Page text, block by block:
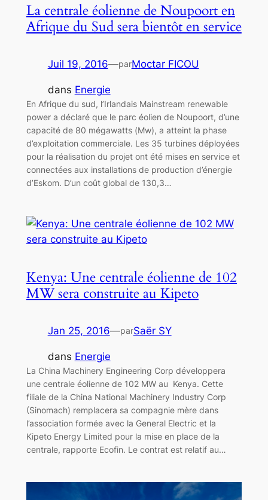
La centrale éolienne de Noupoort en
Afrique du Sud sera bientôt en service
Juil 19, 2016—parMoctar FICOU
dans Energie
En Afrique du sud, l’Irlandais Mainstream renewable
power a déclaré que le parc éolien de Noupoort, d’une
capacité de 80 mégawatts (Mw), a atteint la phase
d’exploitation commerciale. Les 35 turbines déployées
pour la réalisation du projet ont été mises en service et
connectées aux installations de production d’énergie
d’Eskom. D’un coût global de 130,3…
Kenya: Une centrale éolienne de 102
MW sera construite au Kipeto
Jan 25, 2016—parSaër SY
dans Energie
La China Machinery Engineering Corp développera
une centrale éolienne de 102 MW au Kenya. Cette
filiale de la China National Machinery Industry Corp
(Sinomach) remplacera sa compagnie mère dans
l’association formée avec la General Electric et la
Kipeto Energy Limited pour la mise en place de la
centrale, rapporte Ecofin. Le contrat est relatif au…